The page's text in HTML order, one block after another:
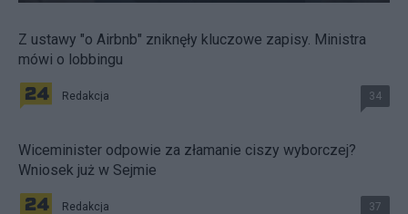
Z ustawy "o Airbnb" zniknęły kluczowe zapisy. Ministra
mówi o lobbingu
Redakcja 34
Wiceminister odpowie za złamanie ciszy wyborczej?
Wniosek już w Sejmie
Redakcja 37